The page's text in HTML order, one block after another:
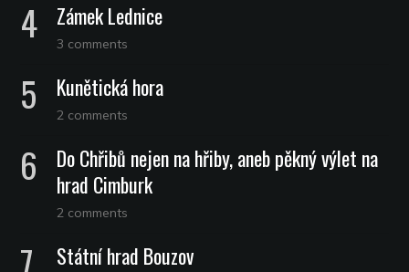
Zámek Lednice
3 comments
Kunětická hora
2 comments
Do Chřibů nejen na hřiby, aneb pěkný výlet na
hrad Cimburk
2 comments
Státní hrad Bouzov